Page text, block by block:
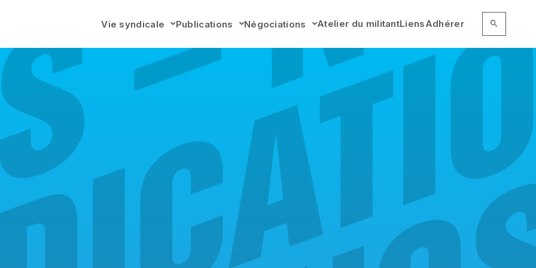
Vie syndicale Publications Négociations Atelier du militantLiensAdhérer